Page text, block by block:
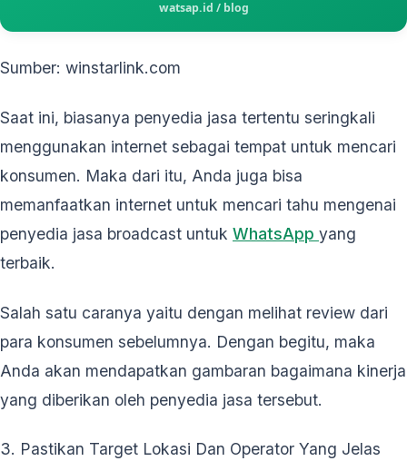
Sumber: winstarlink.com
Saat ini, biasanya penyedia jasa tertentu seringkali
menggunakan internet sebagai tempat untuk mencari
konsumen. Maka dari itu, Anda juga bisa
memanfaatkan internet untuk mencari tahu mengenai
penyedia jasa broadcast untuk WhatsApp yang
terbaik.
Salah satu caranya yaitu dengan melihat review dari
para konsumen sebelumnya. Dengan begitu, maka
Anda akan mendapatkan gambaran bagaimana kinerja
yang diberikan oleh penyedia jasa tersebut.
3. Pastikan Target Lokasi Dan Operator Yang Jelas